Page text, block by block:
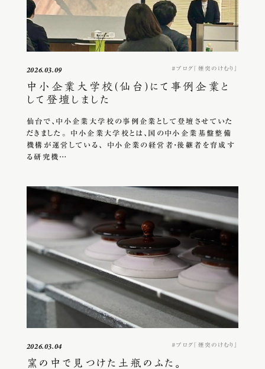
2026.03.09 ブログ『煙突のけむり』
中小企業大学校(仙台)にて事例企業と
して登壇しました
仙台で、中小企業大学校の事例企業として登壇させていた
だきました。 中小企業大学校とは、国の中小企業基盤整備
機構が運営している、 中小企業の経営者・後継者を育成す
る研究機…
2026.03.04 ブログ『煙突のけむり』
窯の中で見つけた土瓶のふた。